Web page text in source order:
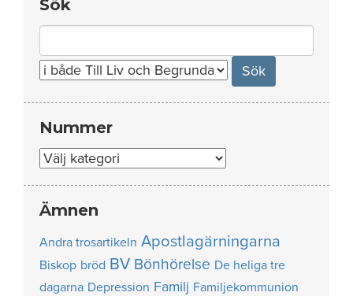
Sök
for:
Nummer
Nummer
Ämnen
Andra trosartikeln Apostlagärningarna
Biskop bröd BV Bönhörelse De heliga tre
dagarna Depression Familj Familjekommunion